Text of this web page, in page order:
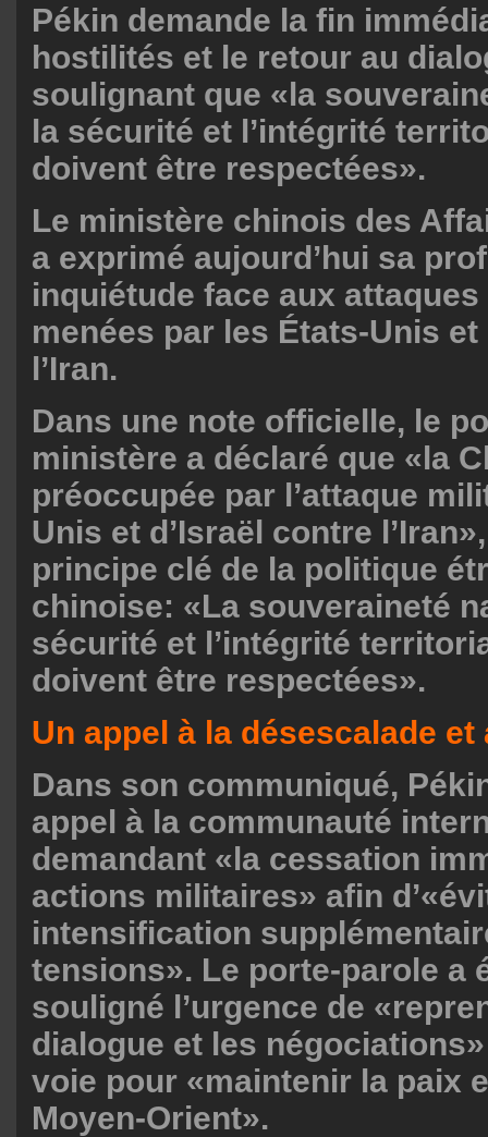
Pékin demande la fin
hostilités et le retour au
soulignant que «la
la sécurité et l’intégrité
doivent être respectées».
Le ministère chinois des
a exprimé aujourd’hui sa
inquiétude face aux
menées par les États-Unis
l’Iran.
Dans une note officielle, le
ministère a déclaré que «la
préoccupée par l’attaque
Unis et d’Israël contre
principe clé de la politique
chinoise: «La souveraineté
sécurité et l’intégrité
doivent être respectées».
Un appel à la désescalade
Dans son communiqué,
appel à la communauté
demandant «la cessation
actions militaires» afin
intensification
tensions». Le porte-parole a
souligné l’urgence de
dialogue et les
voie pour «maintenir la paix
Moyen-Orient».